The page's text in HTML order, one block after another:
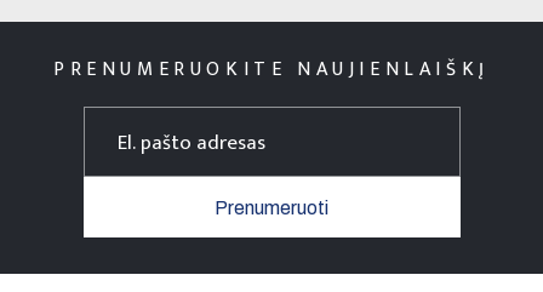
PRENUMERUOKITE NAUJIENLAIŠKĮ
Prenumeruoti